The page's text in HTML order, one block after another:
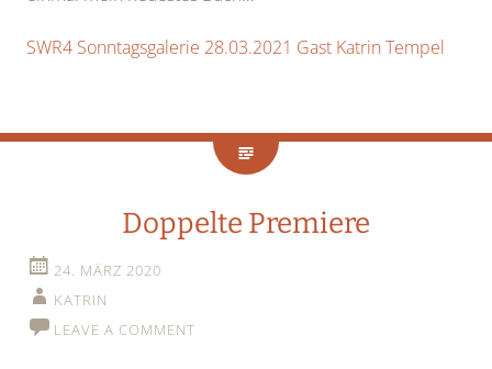
SWR4 Sonntagsgalerie 28.03.2021 Gast Katrin Tempel
Doppelte Premiere
24. MÄRZ 2020
KATRIN
LEAVE A COMMENT